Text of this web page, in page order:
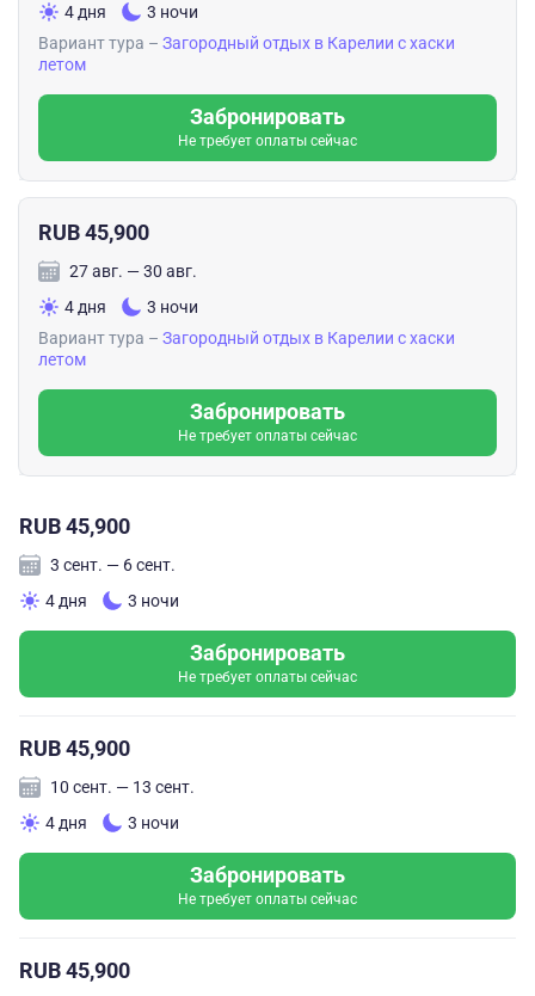
4 дня
3 ночи
Вариант тура – Загородный отдых в Карелии с хаски
летом
Забронировать
Не требует оплаты сейчас
RUB 45,900
27 авг. — 30 авг.
4 дня
3 ночи
Вариант тура – Загородный отдых в Карелии с хаски
летом
Забронировать
Не требует оплаты сейчас
RUB 45,900
3 сент. — 6 сент.
4 дня
3 ночи
Забронировать
Не требует оплаты сейчас
RUB 45,900
10 сент. — 13 сент.
4 дня
3 ночи
Забронировать
Не требует оплаты сейчас
RUB 45,900